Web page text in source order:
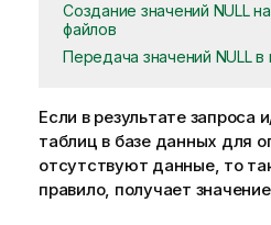
Создание значений NULL
файлов
Передача значений NULL
Если в результате запроса
таблиц в базе данных для
отсутствуют данные, то
правило, получает значение